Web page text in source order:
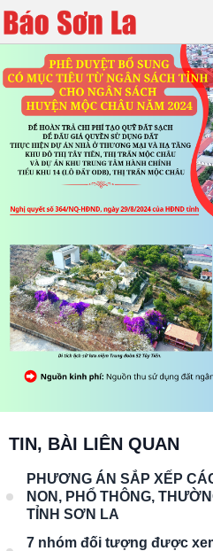
TIN, BÀI LIÊN QUAN
PHƯƠNG ÁN SẮP XẾP
NON, PHỔ THÔNG,
TỈNH SƠN LA
7 nhóm đối tượng được